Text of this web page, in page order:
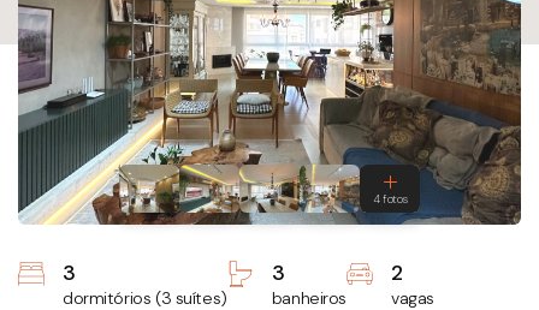
3
dormitórios (3 suítes)
3
banheiros
2
vagas